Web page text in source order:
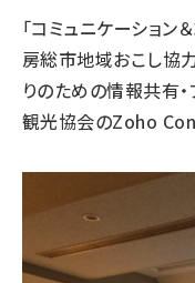
「コミュニケーション
房総市地域おこし協
りのための情報共有・
観光協会のZoho